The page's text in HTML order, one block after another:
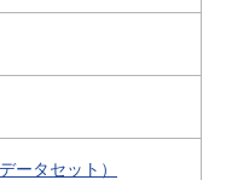
ータセット）